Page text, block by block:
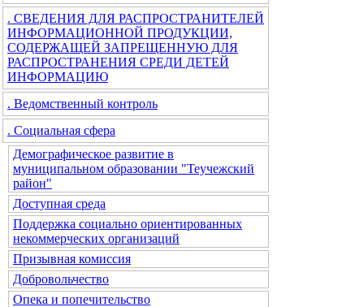
. СВЕДЕНИЯ ДЛЯ РАСПРОСТРАНИТЕЛЕЙ
ИНФОРМАЦИОННОЙ ПРОДУКЦИИ,
СОДЕРЖАЩЕЙ ЗАПРЕЩЕННУЮ ДЛЯ
РАСПРОСТРАНЕНИЯ СРЕДИ ДЕТЕЙ
ИНФОРМАЦИЮ
. Ведомственный контроль
. Социальная сфера
Демографическое развитие в
муниципальном образовании "Теучежский
район"
Доступная среда
Поддержка социально ориентированных
некоммерческих организаций
Призывная комиссия
Добровольчество
Опека и попечительство